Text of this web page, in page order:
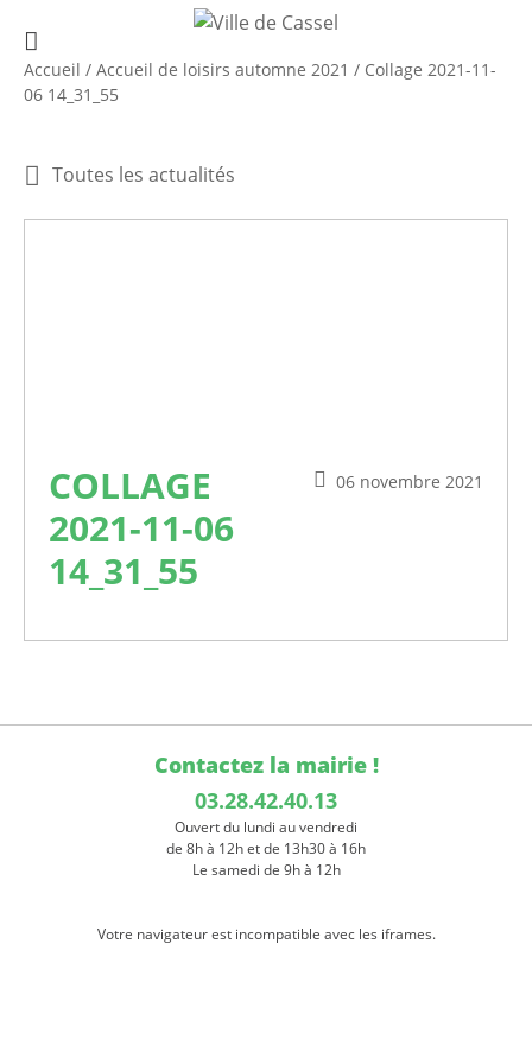
Accueil / Accueil de loisirs automne 2021 / Collage 2021-11-
06 14_31_55
Toutes les actualités
06 novembre 2021
COLLAGE
2021-11-06
14_31_55
Contactez la mairie !
03.28.42.40.13
Ouvert du lundi au vendredi
de 8h à 12h et de 13h30 à 16h
Le samedi de 9h à 12h
Votre navigateur est incompatible avec les iframes.